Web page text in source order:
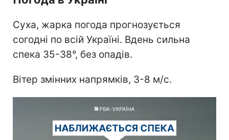
Суха, жарка погода прогнозується
согодні по всій Україні. Вдень сильна
спека 35-38°, без опадів.
Вітер змінних напрямків, 3-8 м/с.